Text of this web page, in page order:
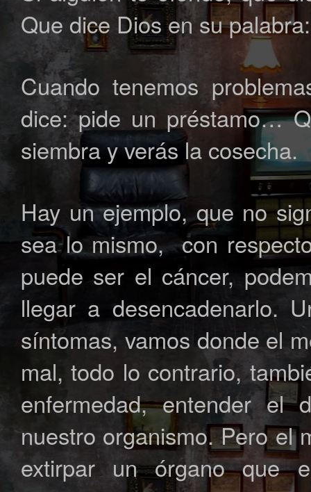
Que dice Dios en su
Cuando tenemos
dice: pide un préstamo…
siembra y verás la cosecha.
Hay un ejemplo, que no
sea lo mismo, con
puede ser el cáncer,
llegar a desencadenarlo.
síntomas, vamos donde el
mal, todo lo contrario,
enfermedad, entender el
nuestro organismo. Pero el
extirpar un órgano que